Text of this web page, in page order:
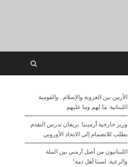
الأرمن بين العروبة والإسلام.. والقومية
اللبنانية: ما لهم وما عليهم
وزير خارجية أرمينيا: يريفان تدرس التقدم
بطلب للانضمام إلى الاتحاد الأوروبي
اللبنانيون من أصل أرمني بين الملة
والرعية: لسنا أهل ذمة!